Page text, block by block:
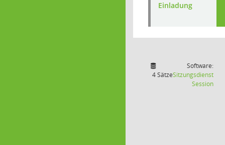
Einladung
4 Sätze
Software:
Sitzungsdienst
Session